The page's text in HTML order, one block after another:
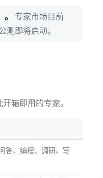
专家市场目前
测即将启动。
箱即用的专家。
答、编程、调研、写